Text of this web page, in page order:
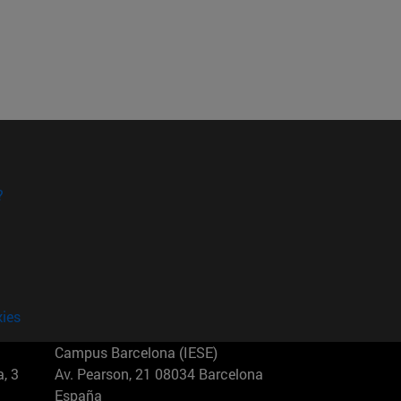
3
Campus Barcelona (IESE)
Av. Pearson, 21 08034 Barcelona
España